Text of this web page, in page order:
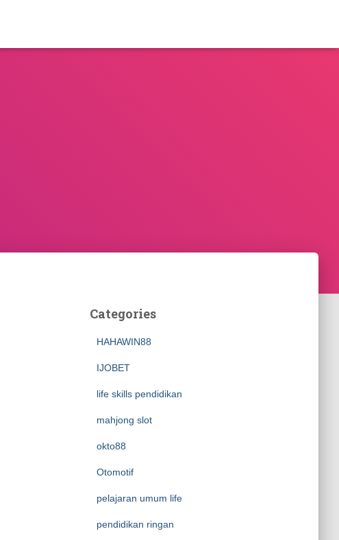
Categories
HAHAWIN88
IJOBET
life skills pendidikan
mahjong slot
okto88
Otomotif
pelajaran umum life
pendidikan ringan